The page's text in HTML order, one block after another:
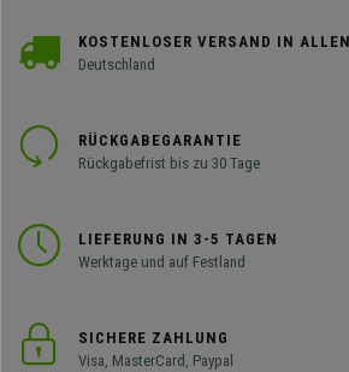
KOSTENLOSER VERSAND IN
Deutschland
RÜCKGABEGARANTIE
Rückgabefrist bis zu 30 Tage
LIEFERUNG IN 3-5 TAGEN
Werktage und auf Festland
SICHERE ZAHLUNG
Visa, MasterCard, Paypal